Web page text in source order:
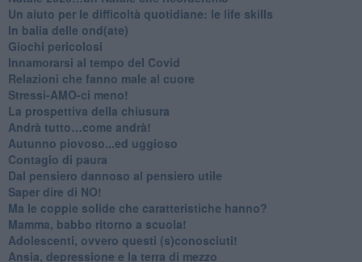
Un aiuto per le difficoltà quotidiane: le life skills
​In balia delle ond(ate)
Giochi pericolosi
Innamorarsi al tempo del Covid
​Relazioni che fanno male al cuore
​Stressi-AMO-ci meno!
​La prospettiva della chiusura
​Andrà tutto…come andrà!
Autunno piovoso...ed uggioso
​Contagio di paura
​Dal pensiero dannoso al pensiero utile
​Saper dire di NO!
​Ma le coppie solide che caratteristiche hanno?
​Mamma, babbo ritorno a scuola!
Adolescenti, ovvero questi (s)conosciuti!
Ansia, depressione e la terra di mezzo